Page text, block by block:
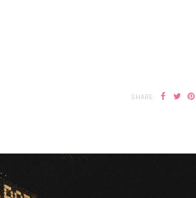
SHARE: